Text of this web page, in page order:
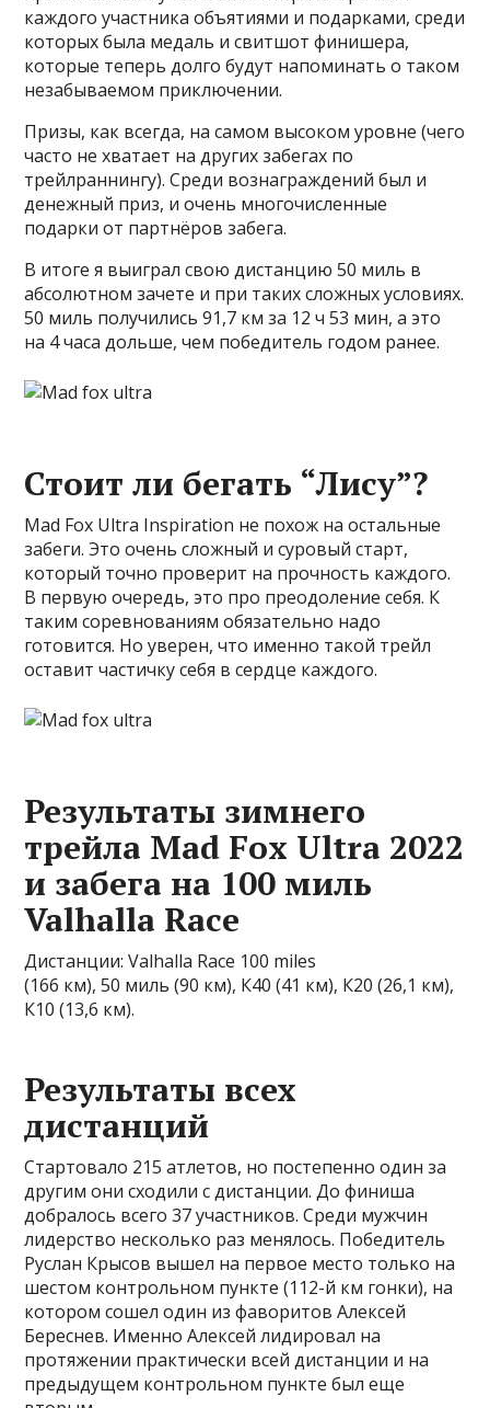
каждого участника объятиями и подарками, среди
которых была медаль и свитшот финишера,
которые теперь долго будут напоминать о таком
незабываемом приключении.
Призы, как всегда, на самом высоком уровне (чего
часто не хватает на других забегах по
трейлраннингу). Среди вознаграждений был и
денежный приз, и очень многочисленные
подарки от партнёров забега.
В итоге я выиграл свою дистанцию 50 миль в
абсолютном зачете и при таких сложных условиях.
50 миль получились 91,7 км за 12 ч 53 мин, а это
на 4 часа дольше, чем победитель годом ранее.
Стоит ли бегать “Лису”?
Mad Fox Ultra Inspiration не похож на остальные
забеги. Это очень сложный и суровый старт,
который точно проверит на прочность каждого.
В первую очередь, это про преодоление себя. К
таким соревнованиям обязательно надо
готовится. Но уверен, что именно такой трейл
оставит частичку себя в сердце каждого.
Результаты зимнего
трейла Mad Fox Ultra 2022
и забега на 100 миль
Valhalla Race
Дистанции: Valhalla Race 100 miles
(166 км), 50 миль (90 км), К40 (41 км), К20 (26,1 км),
К10 (13,6 км).
Результаты всех
дистанций
Стартовало 215 атлетов, но постепенно один за
другим они сходили с дистанции. До финиша
добралось всего 37 участников. Среди мужчин
лидерство несколько раз менялось. Победитель
Руслан Крысов вышел на первое место только на
шестом контрольном пункте (112-й км гонки), на
котором сошел один из фаворитов Алексей
Береснев. Именно Алексей лидировал на
протяжении практически всей дистанции и на
предыдущем контрольном пункте был еще